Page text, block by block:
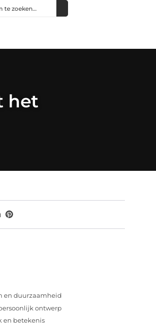
het
en duurzaamheid
ontwerp
en betekenis